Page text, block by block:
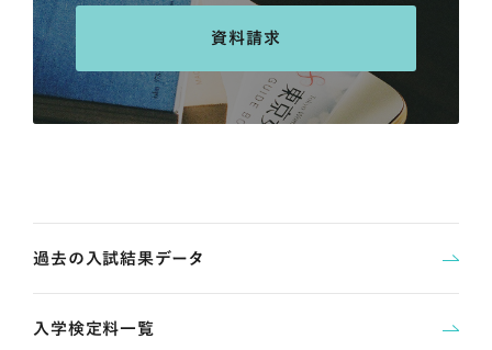
資料請求
過去の入試結果データ
入学検定料一覧